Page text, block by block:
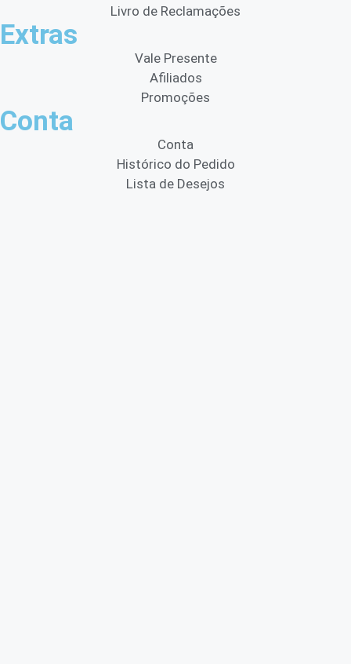
Livro de Reclamações
Extras
Vale Presente
Afiliados
Promoções
Conta
Conta
Histórico do Pedido
Lista de Desejos